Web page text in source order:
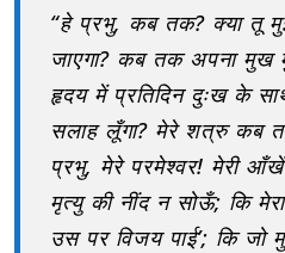
“हे प्रभु, कब तक? क्या तू
जाएगा? कब तक अपना मुख
हृदय में प्रतिदिन दुःख के
सलाह लूँगा? मेरे शत्रु कब
प्रभु, मेरे परमेश्वर! मेरी
मृत्यु की नींद न सोऊँ; कि
उस पर विजय पाई’; कि